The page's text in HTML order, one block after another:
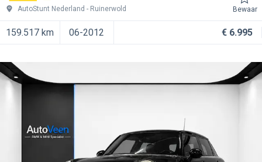
AutoStunt Nederland
Ruinerwold Bewaar
159.517 km 06-2012 € 6.995